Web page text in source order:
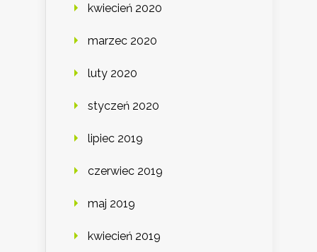
kwiecień 2020
marzec 2020
luty 2020
styczeń 2020
lipiec 2019
czerwiec 2019
maj 2019
kwiecień 2019